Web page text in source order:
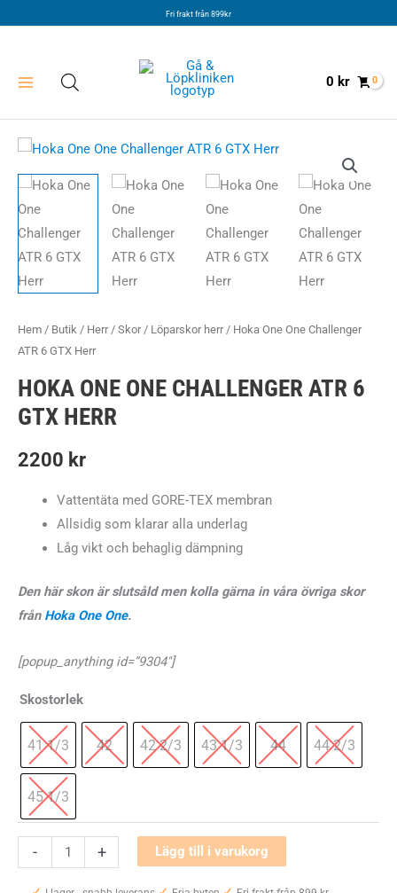
Fri frakt från 899kr
0 kr
Hem / Butik / Herr/ Skor/ Löparskor herr/ Hoka One One Challenger
ATR 6 GTX Herr
HOKA ONE ONE CHALLENGER ATR 6
GTX HERR
2200 kr
Vattentäta med GORE-TEX membran
Allsidig som klarar alla underlag
Låg vikt och behaglig dämpning
Den här skon är slutsåld men kolla gärna in våra övriga skor
från Hoka One One.
[popup_anything id=”9304″]
Skostorlek
41 1/3 42 42 2/3 43 1/3 44 44 2/3
45 1/3
-
One
+ Lägg till i varukorg